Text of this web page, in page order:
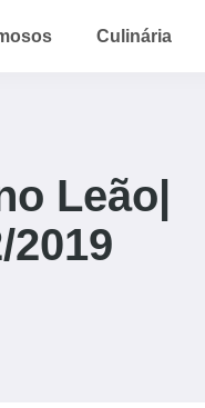
Culinária
Leão|